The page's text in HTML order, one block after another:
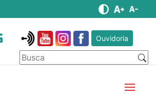
Ouvidoria